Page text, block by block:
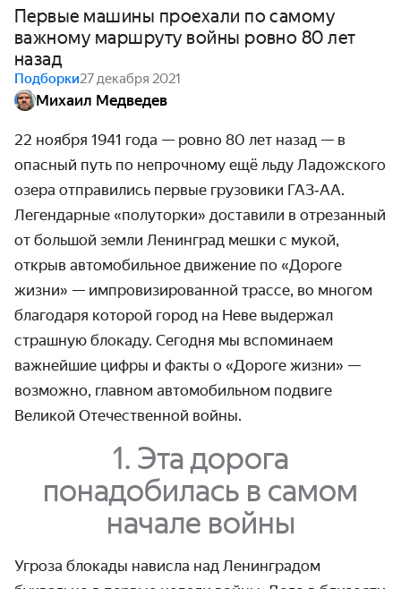
Первые машины проехали по самому
важному маршруту войны ровно 80 лет
назад
Подборки27 декабря 2021
Михаил Медведев
22 ноября 1941 года — ровно 80 лет назад — в
опасный путь по непрочному ещё льду Ладожского
озера отправились первые грузовики ГАЗ‑АА.
Легендарные «полуторки» доставили в отрезанный
от большой земли Ленинград мешки с мукой,
открыв авто­мобильное движение по «Дороге
жизни» — импрови­зированной трассе, во многом
благодаря которой город на Неве выдержал
страшную блокаду. Сегодня мы вспоминаем
важнейшие цифры и факты о «Дороге жизни» —
возможно, главном авто­мобильном подвиге
Великой Отечественной войны.
1. Эта дорога
понадобилась в самом
начале войны
Угроза блокады нависла над Ленинградом